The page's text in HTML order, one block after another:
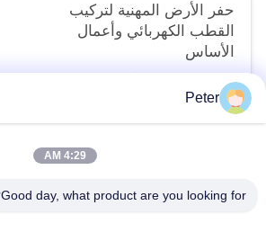
حفر الأرض المهنية لتركيب
القطب الكهربائي وأعمال
الأساس
negotiable MOQ:1 أجهزة كمبيوتر
اتّصل بنا
Peter
4:29 AM
Good day, what product are you looking for?